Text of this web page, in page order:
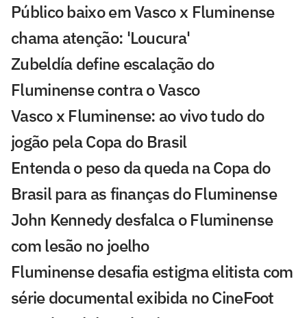
Público baixo em Vasco x Fluminense
chama atenção: 'Loucura'
Zubeldía define escalação do
Fluminense contra o Vasco
Vasco x Fluminense: ao vivo tudo do
jogão pela Copa do Brasil
Entenda o peso da queda na Copa do
Brasil para as finanças do Fluminense
John Kennedy desfalca o Fluminense
com lesão no joelho
Fluminense desafia estigma elitista com
série documental exibida no CineFoot